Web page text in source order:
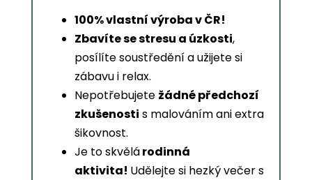
100% vlastní výroba v ČR!
Zbavíte se stresu a úzkosti,
posílíte soustředění a užijete si
zábavu i relax.
Nepotřebujete žádné předchozí
zkušenosti s malováním ani extra
šikovnost.
Je to skvělárodinná
aktivita! Udělejte si hezký večer s